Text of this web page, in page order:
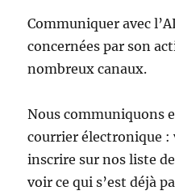
Communiquer avec
concernées par son
nombreux canaux.
Nous communiquons
courrier électronique :
inscrire sur nos liste
voir ce qui s’est déjà